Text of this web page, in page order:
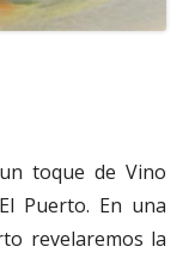
toque de Vino
Puerto. En una
revelaremos la